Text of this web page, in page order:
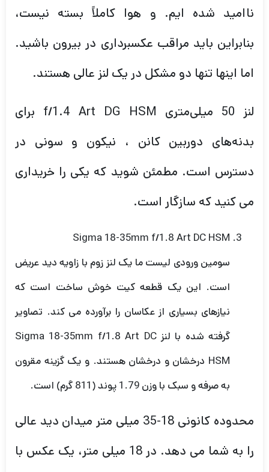
ناامید شده ایم. و هوا کاملاً بسته نیست،
بنابراین باید مراقب عکسبرداری در بیرون باشید.
اما اینها تنها دو مشکل در یک لنز عالی هستند.
لنز 50 میلی‌متری f/1.4 Art DG HSM برای
بدنه‌های دوربین کانن ، نیکون و سونی در
دسترس است. مطمئن شوید که یکی را خریداری
می کنید که سازگار است.
Sigma 18-35mm f/1.8 Art DC HSM
سومین ورودی لیست ما یک لنز زوم با زاویه دید عریض
است. این یک قطعه کیت خوش ساخت است که
نیازهای بسیاری از عکاسان را برآورده می کند. تصاویر
گرفته شده با لنز Sigma 18-35mm f/1.8 Art DC
HSM درخشان و درخشان هستند. و یک گزینه مقرون
به صرفه و سبک با وزن 1.79 پوند (811 گرم) است.
محدوده کانونی 18-35 میلی متر میدان دید عالی
را به شما می دهد. در 18 میلی متر، یک عکس با